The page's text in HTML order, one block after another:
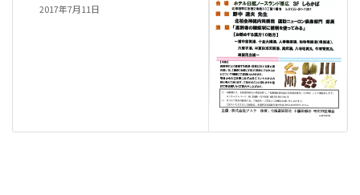
2017年7月11日